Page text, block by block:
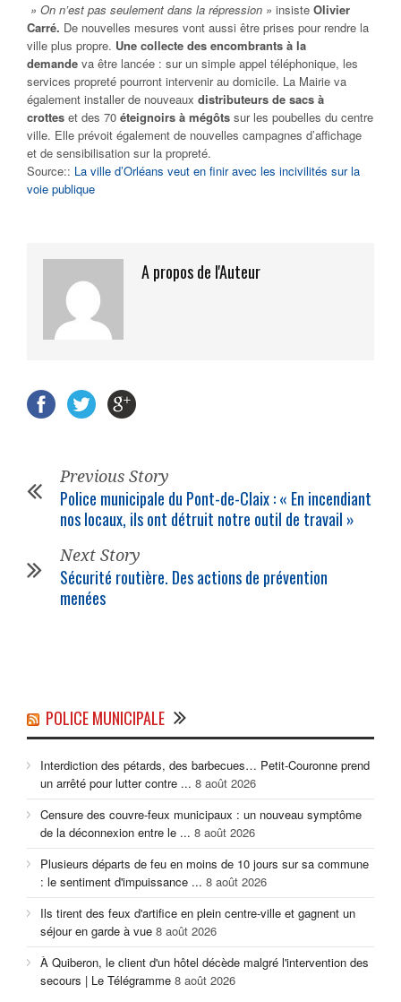
» On n’est pas seulement dans la répression » insiste Olivier
Carré. De nouvelles mesures vont aussi être prises pour rendre la
ville plus propre. Une collecte des encombrants à la
demande va être lancée : sur un simple appel téléphonique, les
services propreté pourront intervenir au domicile. La Mairie va
également installer de nouveaux distributeurs de sacs à
crottes et des 70 éteignoirs à mégôts sur les poubelles du centre
ville. Elle prévoit également de nouvelles campagnes d’affichage
et de sensibilisation sur la propreté.
Source:: La ville d’Orléans veut en finir avec les incivilités sur la
voie publique
A propos de l'Auteur
Previous Story
Police municipale du Pont-de-Claix : « En incendiant
nos locaux, ils ont détruit notre outil de travail »
Next Story
Sécurité routière. Des actions de prévention
menées
POLICE MUNICIPALE
Interdiction des pétards, des barbecues… Petit-Couronne prend
un arrêté pour lutter contre ... 8 août 2026
Censure des couvre-feux municipaux : un nouveau symptôme
de la déconnexion entre le ... 8 août 2026
Plusieurs départs de feu en moins de 10 jours sur sa commune
: le sentiment d'impuissance ... 8 août 2026
Ils tirent des feux d'artifice en plein centre-ville et gagnent un
séjour en garde à vue 8 août 2026
À Quiberon, le client d'un hôtel décède malgré l'intervention des
secours | Le Télégramme 8 août 2026